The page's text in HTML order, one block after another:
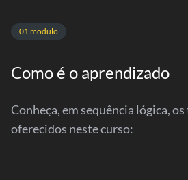
01 modulo
Como é o aprendizado
Conheça, em sequência lógica,
oferecidos neste curso: